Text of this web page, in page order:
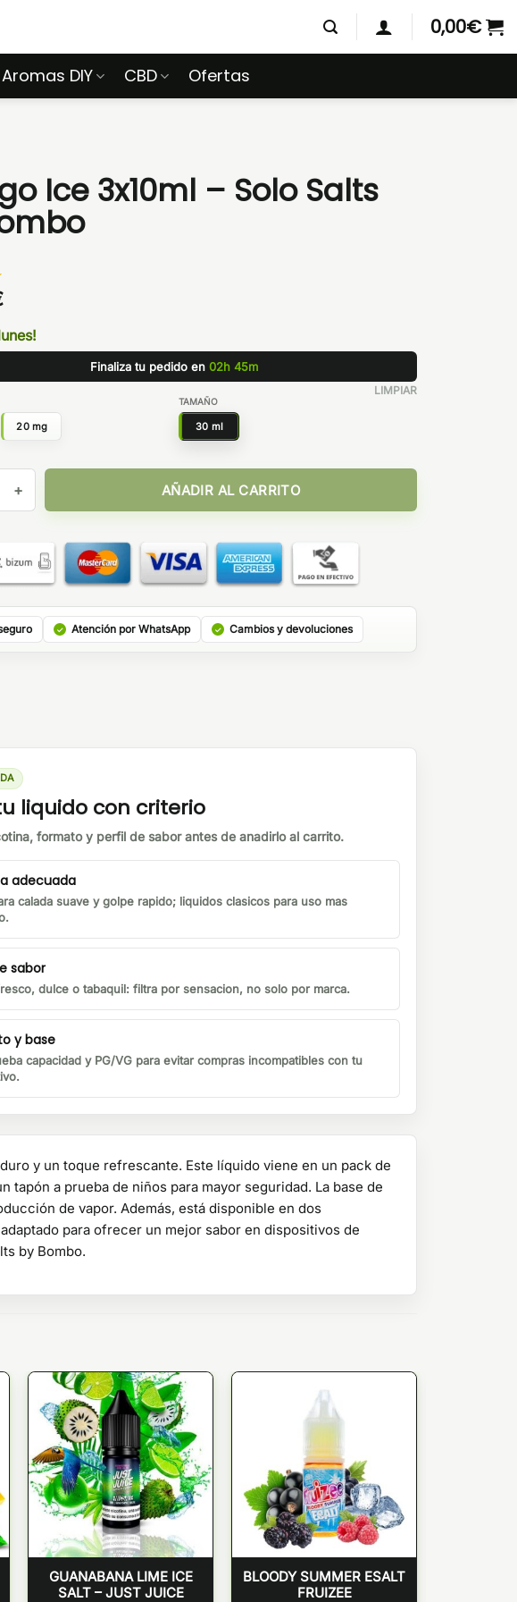
0,00€
Aromas DIY CBD Ofertas
Ice 3x10ml – Solo Salts
Finaliza tu pedido en 02h 45m
20 mg
TAMAÑO
30 ml
LIMPIAR
3x10ml - Solo Salts by Bombo cantidad
AÑADIR AL CARRITO
Atención por WhatsApp Cambios y devoluciones
liquido con criterio
formato y perfil de sabor antes de anadirlo al carrito.
adecuada
calada suave y golpe rapido; liquidos clasicos para uso mas
sabor
dulce o tabaquil: filtra por sensacion, no solo por marca.
y base
capacidad y PG/VG para evitar compras incompatibles con tu
y un toque refrescante. Este líquido viene en un pack de
tapón a prueba de niños para mayor seguridad. La base de
de vapor. Además, está disponible en dos
para ofrecer un mejor sabor en dispositivos de
by Bombo.
GUANABANA LIME ICE
SALT – JUST JUICE
BLOODY SUMMER ESALT
FRUIZEE